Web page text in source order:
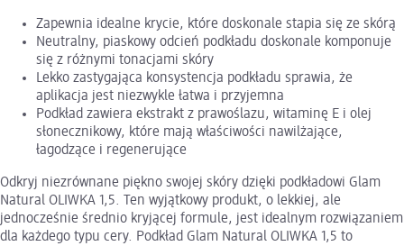
Zapewnia idealne krycie, które doskonale stapia się ze skórą
Neutralny, piaskowy odcień podkładu doskonale komponuje
się z różnymi tonacjami skóry
Lekko zastygająca konsystencja podkładu sprawia, że
aplikacja jest niezwykle łatwa i przyjemna
Podkład zawiera ekstrakt z prawoślazu, witaminę E i olej
słonecznikowy, które mają właściwości nawilżające,
łagodzące i regenerujące
Odkryj niezrównane piękno swojej skóry dzięki podkładowi Glam
Natural OLIWKA 1,5. Ten wyjątkowy produkt, o lekkiej, ale
jednocześnie średnio kryjącej formule, jest idealnym rozwiązaniem
dla każdego typu cery. Podkład Glam Natural OLIWKA 1,5 to